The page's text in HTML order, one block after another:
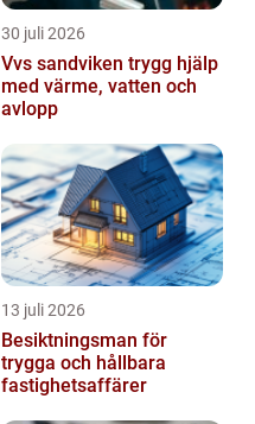
30 juli 2026
Vvs sandviken trygg hjälp
med värme, vatten och
avlopp
13 juli 2026
Besiktningsman för
trygga och hållbara
fastighetsaffärer